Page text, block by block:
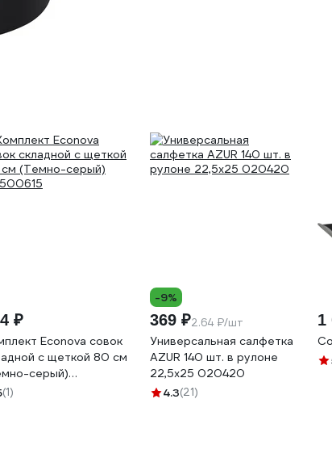
₽
Econova совок
с щеткой 80 см
серый)
(1)
-9%
369 ₽2.64 ₽/шт
Универсальная салфетка
AZUR 140 шт. в рулоне
22,5х25 020420
4.3(21)
1